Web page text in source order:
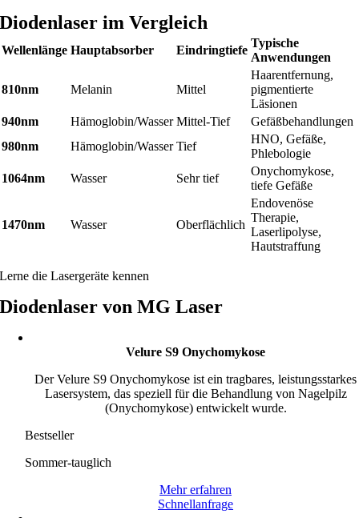
Diodenlaser im Vergleich
Wellenlänge Hauptabsorber Eindringtiefe
Typische
Anwendungen
810nm Melanin Mittel
Haarentfernung,
pigmentierte
Läsionen
940nm
Hämoglobin/Wasser Mittel-Tief
Gefäßbehandlungen
980nm
Hämoglobin/Wasser Tief
HNO, Gefäße,
Phlebologie
1064nm
Wasser Sehr tief
Onychomykose,
tiefe Gefäße
1470nm Wasser Oberflächlich
Endovenöse
Therapie,
Laserlipolyse,
Hautstraffung
Lerne die Lasergeräte kennen
Diodenlaser von MG Laser
Velure S9 Onychomykose
Der Velure S9 Onychomykose ist ein tragbares, leistungsstarkes
Lasersystem, das speziell für die Behandlung von Nagelpilz
(Onychomykose) entwickelt wurde.
Bestseller
Sommer-tauglich
Mehr erfahren
Schnellanfrage